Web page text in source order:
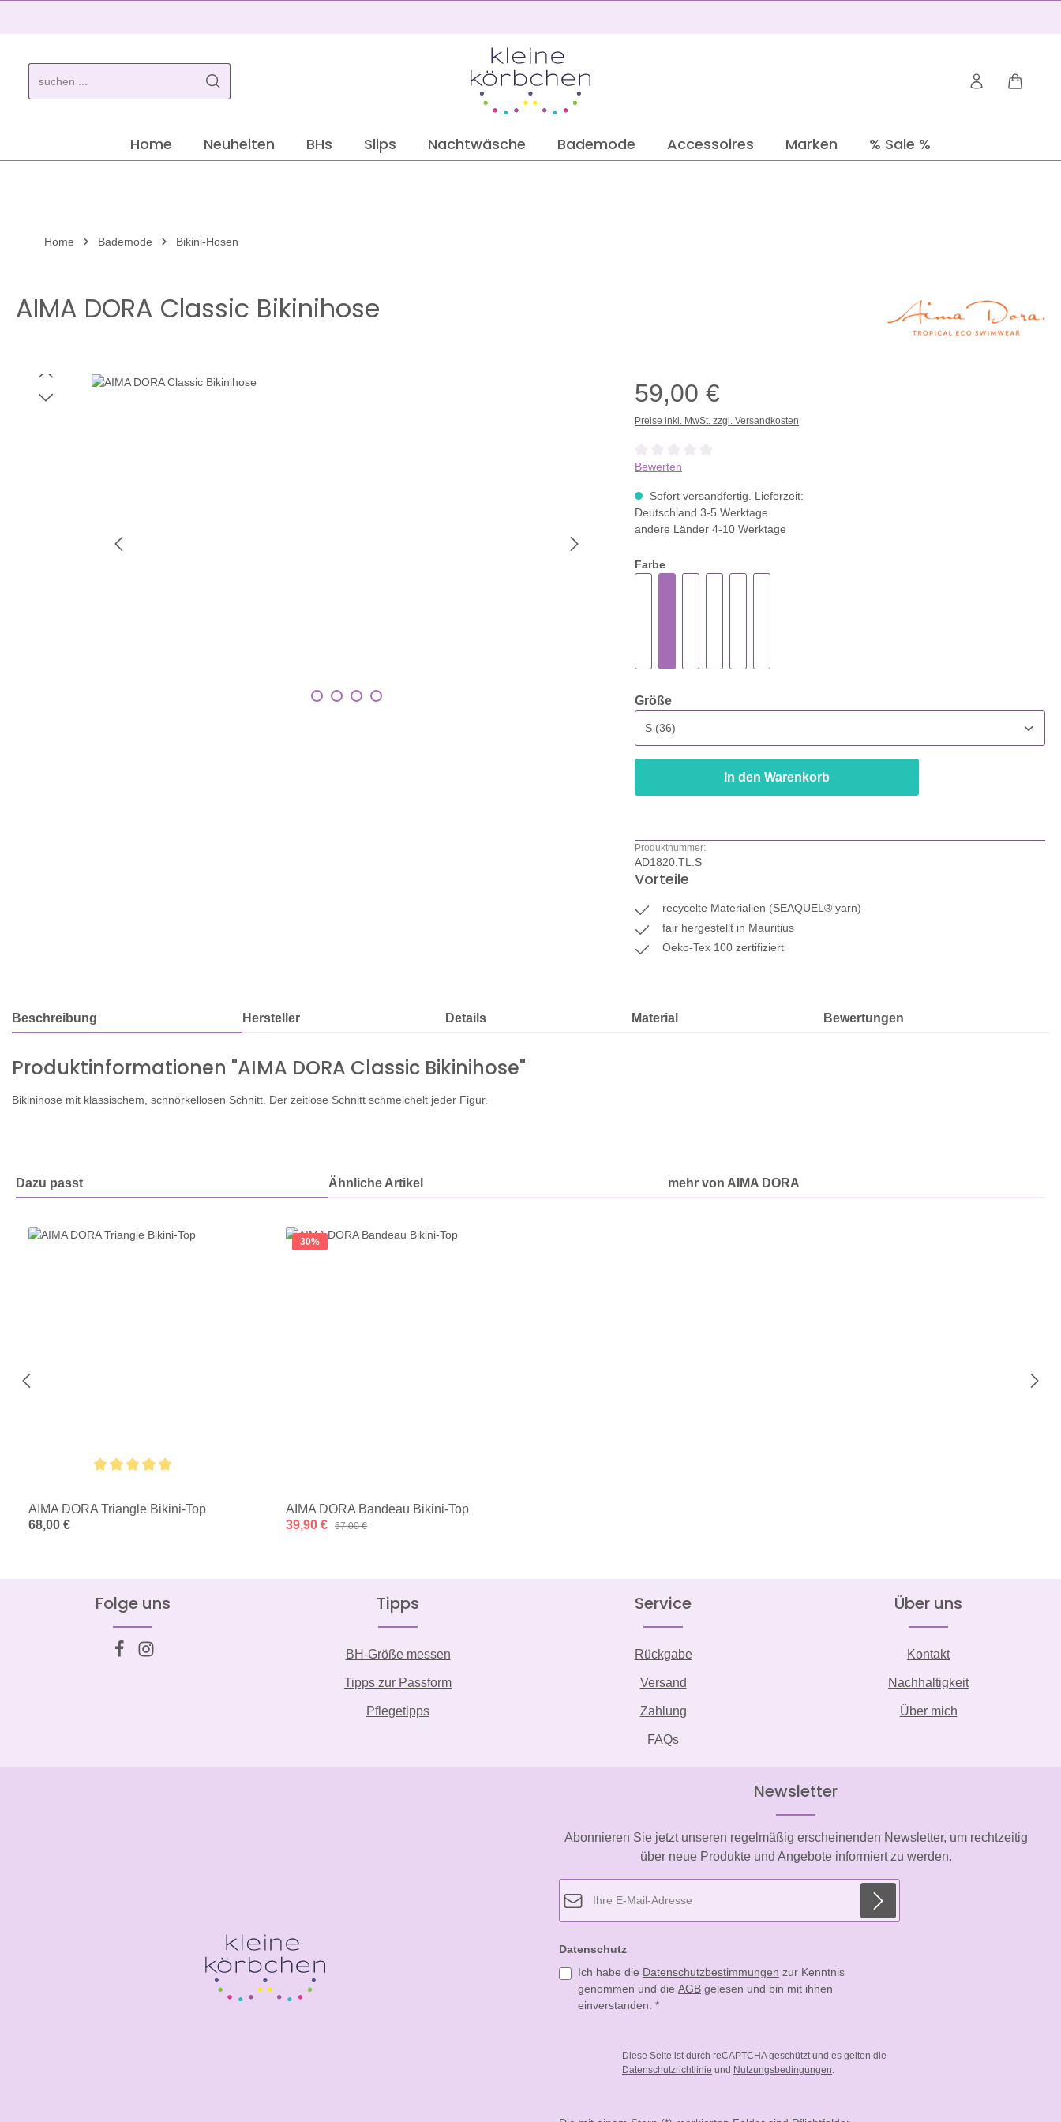
Home Neuheiten BHs Slips Nachtwäsche Bademode Accessoires Marken % Sale %
Home Bademode Bikini-Hosen
AIMA DORA Classic Bikinihose
Bildergalerie überspringen 59,00 €
Preise inkl. MwSt. zzgl. Versandkosten
Durchschnittliche Bewertung von 0 von 5 Sternen
Bewerten
Sofort versandfertig. Lieferzeit:
Deutschland 3-5 Werktage
andere Länder 4-10 Werktage
Farbe
Größeauswählen
In den Warenkorb
Produktnummer:
AD1820.TL.S
Vorteile
recycelte Materialien (SEAQUEL® yarn)
fair hergestellt in Mauritius
Oeko-Tex 100 zertifiziert
Beschreibung Hersteller Details Material Bewertungen
Produktinformationen "AIMA DORA Classic Bikinihose"
Bikinihose mit klassischem, schnörkellosen Schnitt. Der zeitlose Schnitt schmeichelt jeder Figur.
Dazu passt Ähnliche Artikel mehr von AIMA DORA
AIMA DORA Triangle Bikini-Top
Regulärer Preis:
68,00 €
30%
AIMA DORA Bandeau Bikini-Top
Verkaufspreis:
39,90 € Regulärer Preis:
57,00 €
Folge uns Tipps
BH-Größe messen
Tipps zur Passform
Pflegetipps
Service
Rückgabe
Versand
Zahlung
FAQs
Über uns
Kontakt
Nachhaltigkeit
Über mich
Newsletter
Abonnieren Sie jetzt unseren regelmäßig erscheinenden Newsletter, um rechtzeitig
über neue Produkte und Angebote informiert zu werden.
Datenschutz
Ich habe die Datenschutzbestimmungen zur Kenntnis
genommen und die AGB gelesen und bin mit ihnen
einverstanden. *
Diese Seite ist durch reCAPTCHA geschützt und es gelten die
Datenschutzrichtlinie und Nutzungsbedingungen.